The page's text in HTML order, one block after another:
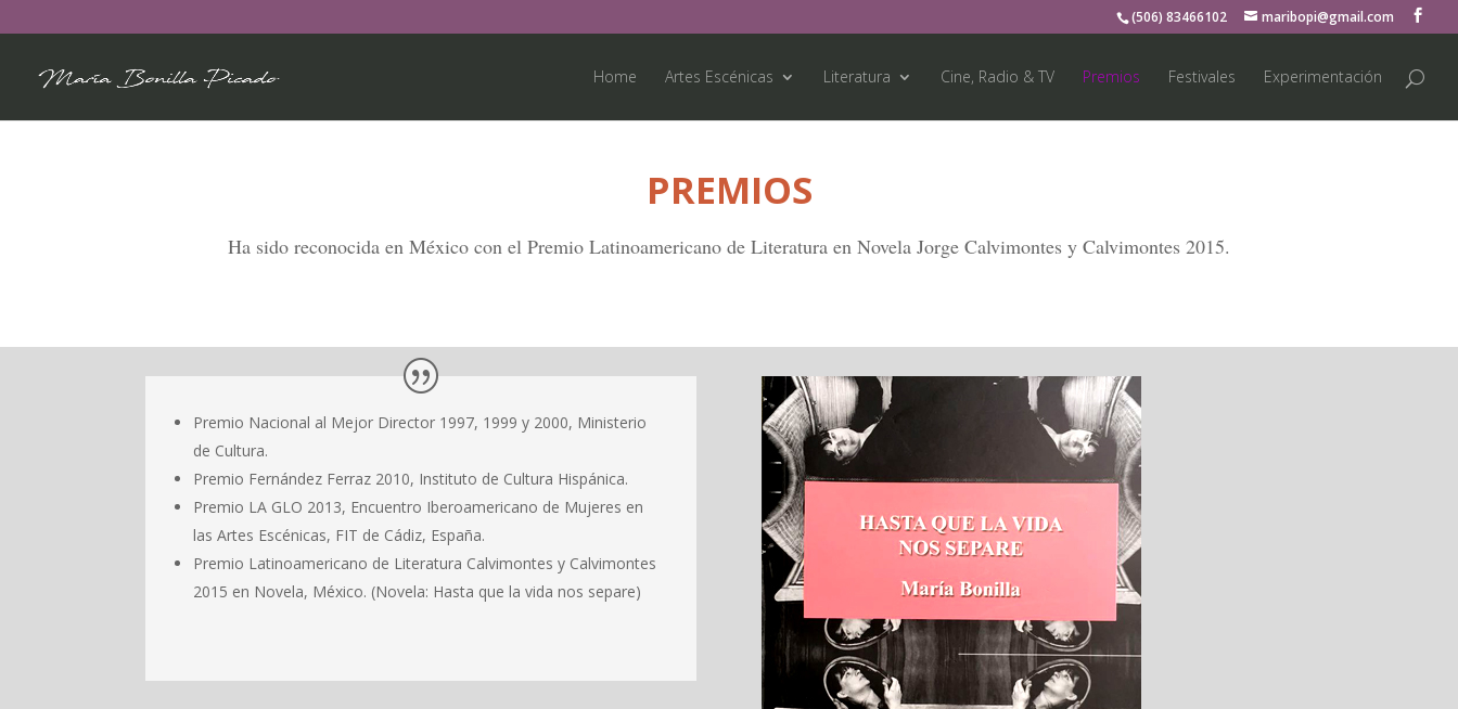
(506) 83466102 maribopi@gmail.com
Home Artes Escénicas Literatura Cine, Radio & TV Premios Festivales Experimentación
PREMIOS
Ha sido reconocida en México con el Premio Latinoamericano de Literatura en Novela Jorge Calvimontes y Calvimontes 2015.
Premio Nacional al Mejor Director 1997, 1999 y 2000, Ministerio
de Cultura.
Premio Fernández Ferraz 2010, Instituto de Cultura Hispánica.
Premio LA GLO 2013, Encuentro Iberoamericano de Mujeres en
las Artes Escénicas, FIT de Cádiz, España.
Premio Latinoamericano de Literatura Calvimontes y Calvimontes
2015 en Novela, México. (Novela: Hasta que la vida nos separe)